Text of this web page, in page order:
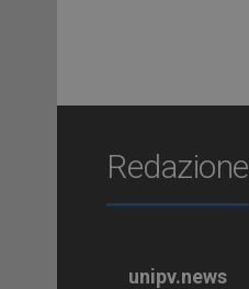
Redazione
unipv.news